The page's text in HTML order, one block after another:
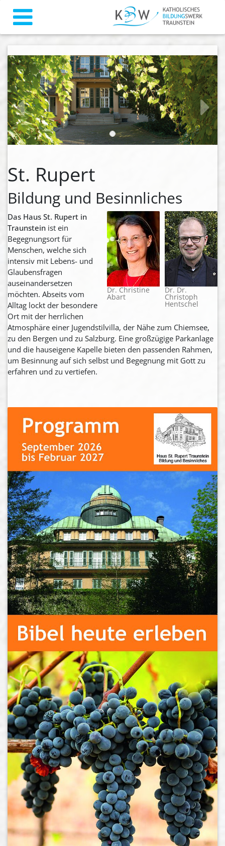
zurück weiter
St. Rupert
Bildung und Besinnliches
Dr. Christine
Abart
Dr. Dr.
Christoph
Hentschel
Das Haus St. Rupert in
Traunstein ist ein
Begegnungsort für
Menschen, welche sich
intensiv mit Lebens- und
Glaubensfragen
auseinandersetzen
möchten. Abseits vom
Alltag lockt der besondere
Ort mit der herrlichen
Atmosphäre einer Jugendstilvilla, der Nähe zum Chiemsee,
zu den Bergen und zu Salzburg. Eine großzügige Parkanlage
und die hauseigene Kapelle bieten den passenden Rahmen,
um Besinnung auf sich selbst und Begegnung mit Gott zu
erfahren und zu vertiefen.